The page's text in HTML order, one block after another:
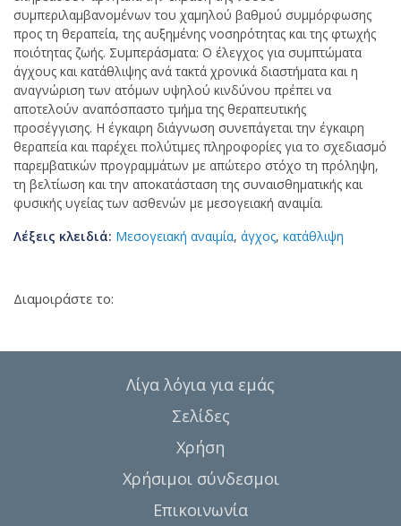
συμπεριλαμβανομένων του χαμηλού βαθμού συμμόρφωσης
προς τη θεραπεία, της αυξημένης νοσηρότητας και της φτωχής
ποιότητας ζωής. Συμπεράσματα: Ο έλεγχος για συμπτώματα
άγχους και κατάθλιψης ανά τακτά χρονικά διαστήματα και η
αναγνώριση των ατόμων υψηλού κινδύνου πρέπει να
αποτελούν αναπόσπαστο τμήμα της θεραπευτικής
προσέγγισης. Η έγκαιρη διάγνωση συνεπάγεται την έγκαιρη
θεραπεία και παρέχει πολύτιμες πληροφορίες για το σχεδιασμό
παρεμβατικών προγραμμάτων με απώτερο στόχο τη πρόληψη,
τη βελτίωση και την αποκατάσταση της συναισθηματικής και
φυσικής υγείας των ασθενών με μεσογειακή αναιμία.
Λέξεις κλειδιά: Μεσογειακή αναιμία, άγχος, κατάθλιψη
Διαμοιράστε το:
Λίγα λόγια για εμάς
Σελίδες
Χρήση
Χρήσιμοι σύνδεσμοι
Επικοινωνία